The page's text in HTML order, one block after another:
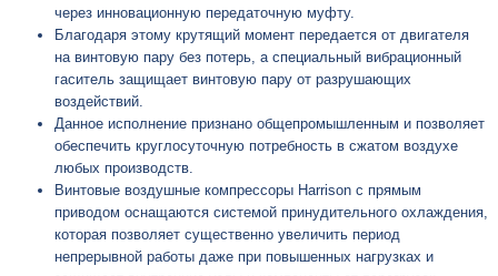
через инновационную передаточную муфту.
Благодаря этому крутящий момент передается от двигателя
на винтовую пару без потерь, а специальный вибрационный
гаситель защищает винтовую пару от разрушающих
воздействий.
Данное исполнение признано общепромышленным и позволяет
обеспечить круглосуточную потребность в сжатом воздухе
любых производств.
Винтовые воздушные компрессоры Harrison с прямым
приводом оснащаются системой принудительного охлаждения,
которая позволяет существенно увеличить период
непрерывной работы даже при повышенных нагрузках и